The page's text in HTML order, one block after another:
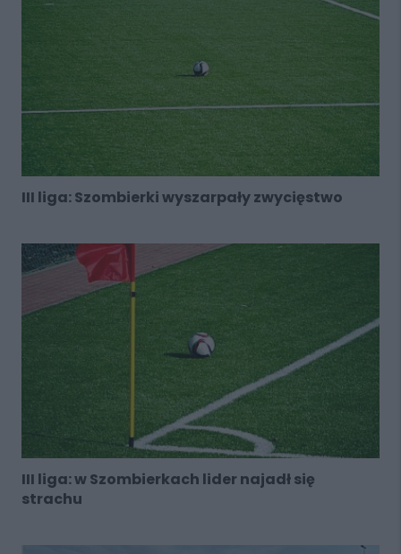
III liga: Szombierki wyszarpały zwycięstwo
III liga: w Szombierkach lider najadł się
strachu